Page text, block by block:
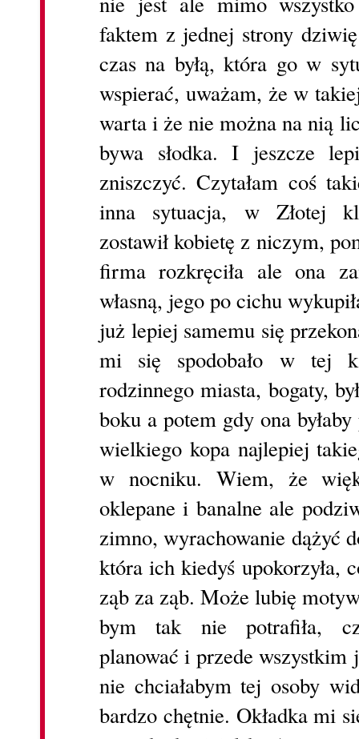
faktem z jednej strony
czas na byłą, która go w
wspierać, uważam, że w
warta i że nie można na nią
bywa słodka. I jeszcze
zniszczyć. Czytałam coś
inna sytuacja, w Złotej
zostawił kobietę z niczym,
firma rozkręciła ale ona
własną, jego po cichu
już lepiej samemu się
mi się spodobało w tej
rodzinnego miasta, bogaty,
boku a potem gdy ona
wielkiego kopa najlepiej
w nocniku. Wiem, że
oklepane i banalne ale
zimno, wyrachowanie dążyć
która ich kiedyś upokorzyła,
ząb za ząb. Może lubię
bym tak nie potrafiła,
planować i przede wszystkim
nie chciałabym tej osoby
bardzo chętnie. Okładka mi